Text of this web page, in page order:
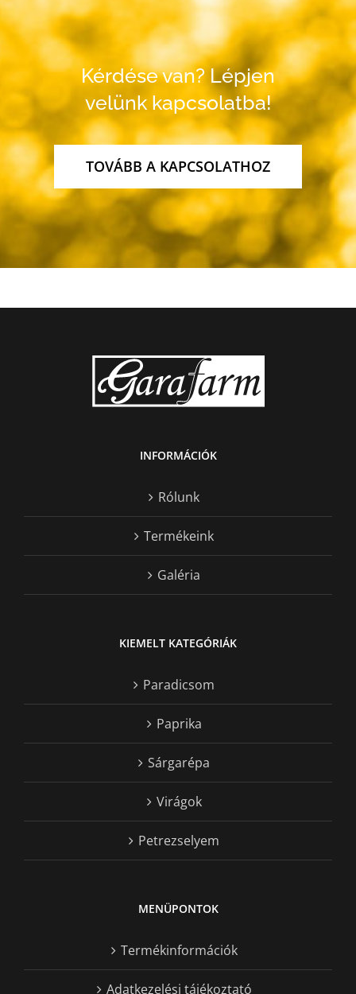
Kérdése van? Lépjen
velünk kapcsolatba!
TOVÁBB A KAPCSOLATHOZ
INFORMÁCIÓK
Rólunk
Termékeink
Galéria
KIEMELT KATEGÓRIÁK
Paradicsom
Paprika
Sárgarépa
Virágok
Petrezselyem
MENÜPONTOK
Termékinformációk
Adatkezelési tájékoztató